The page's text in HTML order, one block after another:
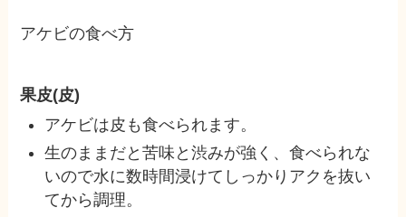
アケビの食べ方
果皮(皮)
アケビは皮も食べられます。
生のままだと苦味と渋みが強く、食べられな
いので水に数時間浸けてしっかりアクを抜い
てから調理。